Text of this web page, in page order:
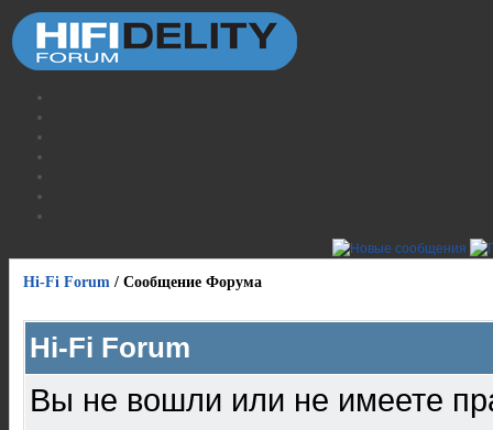
Hi-Fi Forum / Сообщение Форума
Hi-Fi Forum
Вы не вошли или не имеете